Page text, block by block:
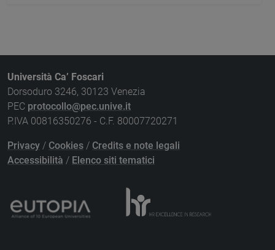
Università Ca’ Foscari
Dorsoduro 3246, 30123 Venezia
PEC protocollo@pec.unive.it
P.IVA 00816350276 - C.F. 80007720271
Privacy / Cookies / Credits e note legali
Accessibilità / Elenco siti tematici